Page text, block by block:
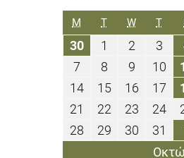
M ΔΕΥΤΈΡΑ
TΤΡΊΤΗ
WΤΕΤΆΡΤΗ
T
3030
Σεπτεμβρίου
2019
1
Οκτωβρίου
2019
2
2019
3
7
Οκτωβρίου
2019
8
Οκτωβρίου
2019
9
2019
10
1414
Οκτωβρίου
2019
1515
Οκτωβρίου
2019
16
2019
17
21
Οκτωβρίου
2019
22
Οκτωβρίου
2019
23
2019
2424
28
Οκτωβρίου
29
Οκτωβρίου
30 31